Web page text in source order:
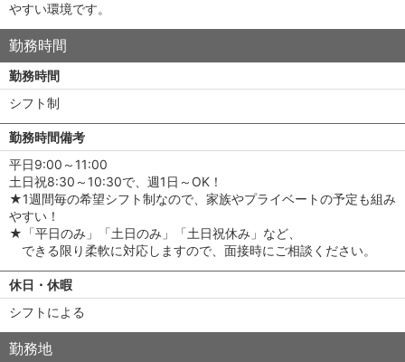
やすい環境です。
勤務時間
勤務時間
シフト制
勤務時間備考
平日9:00～11:00
土日祝8:30～10:30で、週1日～OK！
★1週間毎の希望シフト制なので、家族やプライベートの予定も組み
やすい！
★「平日のみ」「土日のみ」「土日祝休み」など、
できる限り柔軟に対応しますので、面接時にご相談ください。
休日・休暇
シフトによる
勤務地